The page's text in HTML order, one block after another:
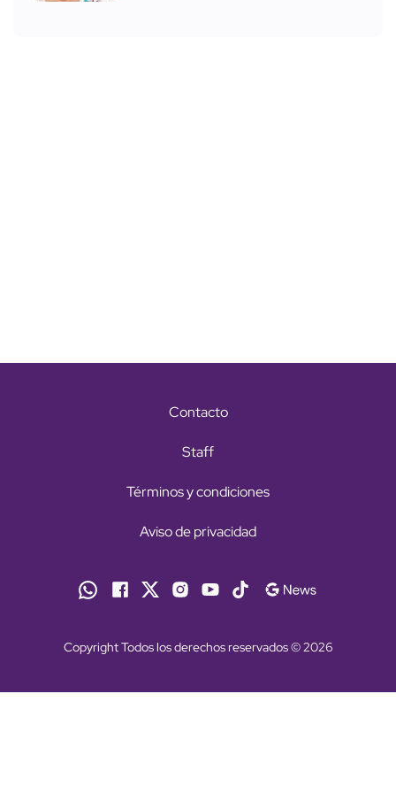
Contacto
Staff
Términos y condiciones
Aviso de privacidad
Copyright Todos los derechos reservados © 2026